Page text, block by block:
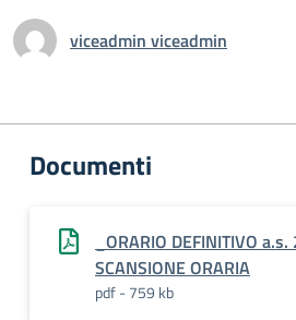
viceadmin viceadmin
Documenti
_ORARIO DEFINITIVO
SCANSIONE ORARIA
pdf - 759 kb